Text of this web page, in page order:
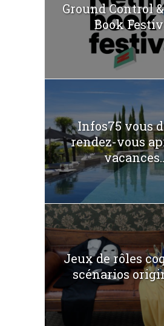
Ground Control
Book
Infos75 vous
rendez-vous
Jeux de rôles
scénarios